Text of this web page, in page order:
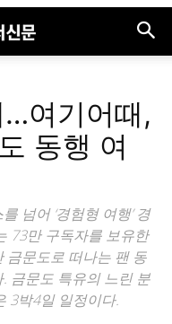
여기어때,
동행 여
넘어 ‘경험형 여행’ 경
73만 구독자를 보유한
금문도로 떠나는 팬 동
. 금문도 특유의 느린 분
3박4일 일정이다.